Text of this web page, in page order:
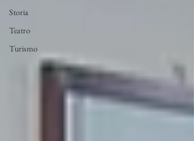
Storia
Teatro
Turismo